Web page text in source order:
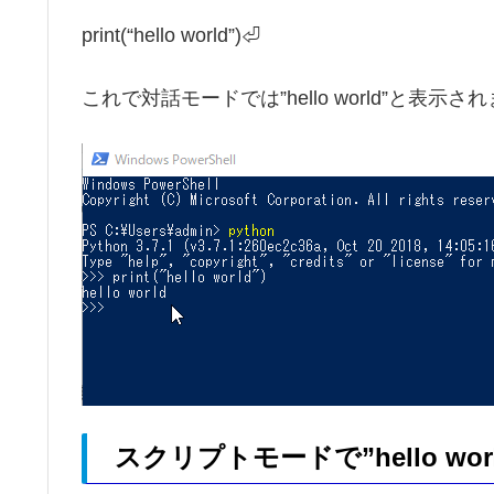
print(“hello world”)⏎
これで対話モードでは”hello world”と表示され
スクリプトモードで”hello